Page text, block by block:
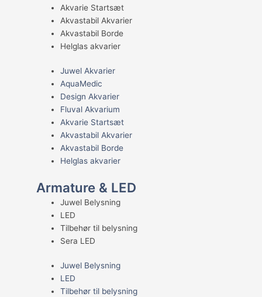
Akvarie Startsæt
Akvastabil Akvarier
Akvastabil Borde
Helglas akvarier
Juwel Akvarier
AquaMedic
Design Akvarier
Fluval Akvarium
Akvarie Startsæt
Akvastabil Akvarier
Akvastabil Borde
Helglas akvarier
Armature & LED
Juwel Belysning
LED
Tilbehør til belysning
Sera LED
Juwel Belysning
LED
Tilbehør til belysning